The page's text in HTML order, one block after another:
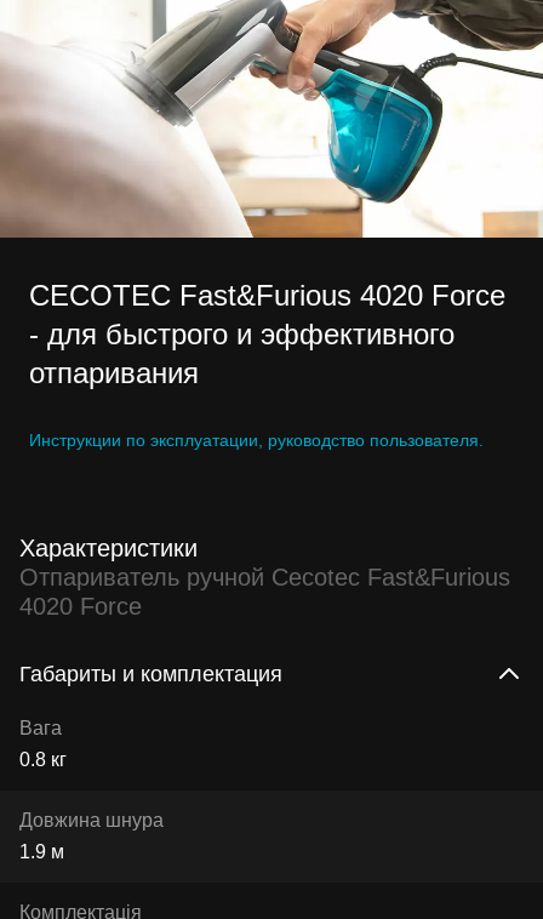
CECOTEC Fast&Furious 4020 Force
- для быстрого и эффективного
отпаривания
Инструкции по эксплуатации, руководство пользователя.
Характеристики
Отпариватель ручной Cecotec Fast&Furious
4020 Force
Габариты и комплектация
Вага
0.8 кг
Довжина шнура
1.9 м
Комплектація